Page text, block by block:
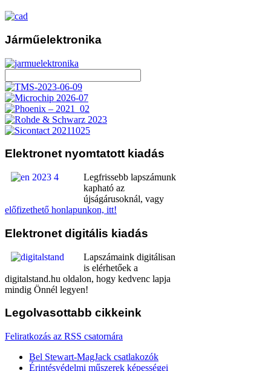
Járműelektronika
Elektronet nyomtatott kiadás
Legfrissebb lapszámunk
kapható az
újságárusoknál, vagy
előfizethető honlapunkon, itt!
Elektronet digitális kiadás
Lapszámaink digitálisan
is elérhetőek a
digitalstand.hu oldalon, hogy kedvenc lapja
mindig Önnél legyen!
Legolvasottabb cikkeink
Feliratkozás az RSS csatornára
Bel Stewart-MagJack csatlakozók
Érintésvédelmi műszerek képességei